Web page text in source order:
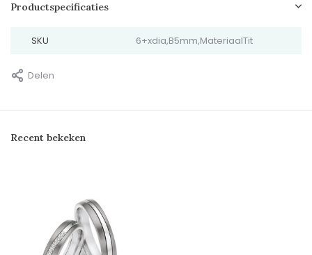
Productspecificaties
SKU 6+xdia,B5mm,MateriaalTit
Delen
Recent bekeken